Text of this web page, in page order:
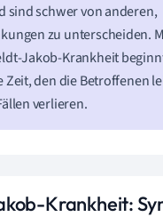
sind schwer von anderen,
zu unterscheiden.
Jakob-Krankheit
Zeit, den die Betroffenen
verlieren.
Krankheit: